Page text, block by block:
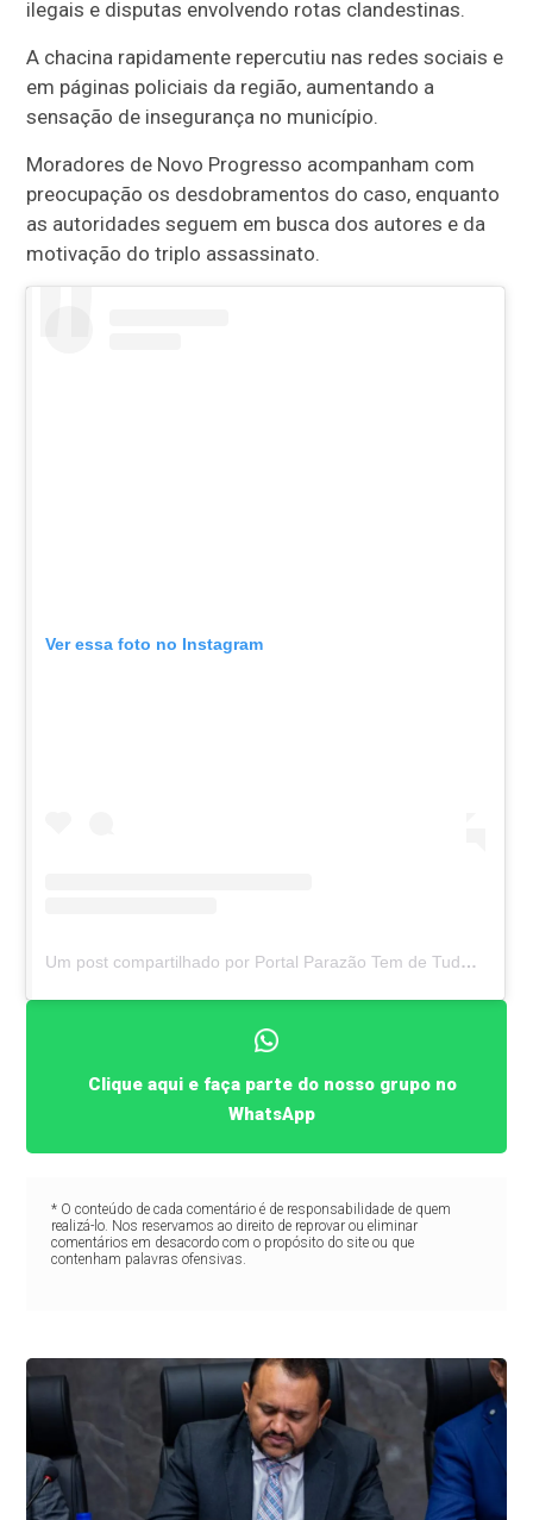
ilegais e disputas envolvendo rotas clandestinas.
A chacina rapidamente repercutiu nas redes sociais e
em páginas policiais da região, aumentando a
sensação de insegurança no município.
Moradores de Novo Progresso acompanham com
preocupação os desdobramentos do caso, enquanto
as autoridades seguem em busca dos autores e da
motivação do triplo assassinato.
Ver essa foto no Instagram
Um post compartilhado por Portal Parazão Tem de Tudo (@parazaotemdtudo)
Clique aqui e faça parte do nosso grupo no
WhatsApp
* O conteúdo de cada comentário é de responsabilidade de quem
realizá-lo. Nos reservamos ao direito de reprovar ou eliminar
comentários em desacordo com o propósito do site ou que
contenham palavras ofensivas.